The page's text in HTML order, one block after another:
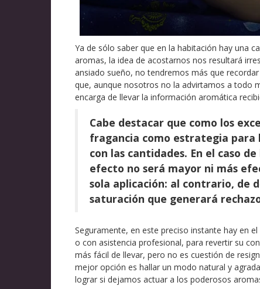
Ya de sólo saber que en la habitación hay una
aromas, la idea de acostarnos nos resultará
ansiado sueño, no tendremos más que
que, aunque nosotros no la advirtamos a todo
encarga de llevar la información aromática
Cabe destacar que como los
fragancia como estrategia para
con las cantidades. En el caso
efecto no será mayor ni más
sola aplicación: al contrario, de
saturación que generará
Seguramente, en este preciso instante hay en
o con asistencia profesional, para revertir su
más fácil de llevar, pero no es cuestión de
mejor opción es hallar un modo natural y
lograr si dejamos actuar a los poderosos